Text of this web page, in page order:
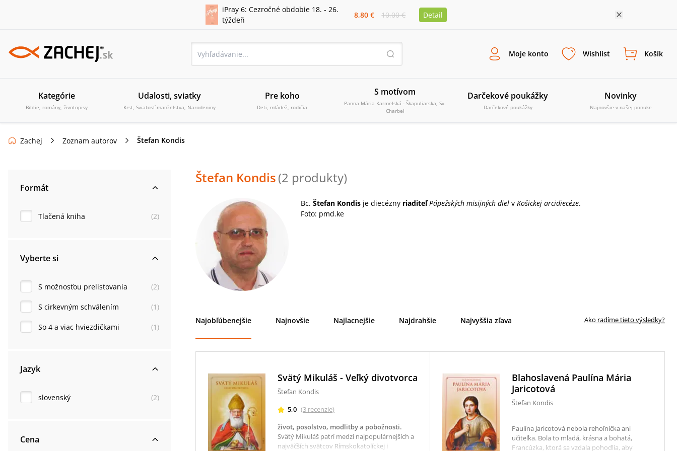
iPray 6: Cezročné obdobie 18. - 26.
týždeň
8,80 € 10,00 € Detail
Moje konto Wishlist Košík
Kategórie
Biblie, romány, životopisy
Udalosti, sviatky
Krst, Sviatosť manželstva, Narodeniny
Pre koho
Deti, mládež, rodičia
S motívom
Panna Mária Karmelská - Škapuliarska, Sv.
Charbel
Darčekové poukážky
Darčekové poukážky
Novinky
Najnovšie v našej ponuke
Zachej Zoznam autorov Štefan Kondis
Formát
Tlačená kniha (2)
Vyberte si
S možnosťou prelistovania (2)
S cirkevným schválením (1 )
So 4 a viac hviezdičkami (1 )
Jazyk
slovenský (2)
Cena
Štefan Kondis(2 produkty)
Bc. Štefan Kondis je diecézny riaditeľPápežských misijných diel v Košickej arcidiecéze.
Foto: pmd.ke
Najobľúbenejšie Najnovšie Najlacnejšie Najdrahšie Najvyššia zľava Ako radíme tieto výsledky?
Svätý Mikuláš - Veľký divotvorca
Štefan Kondis
5,0 (3 recenzie)
život, posolstvo, modlitby a pobožnosti.
Svätý Mikuláš patrí medzi najpopulárnejších a
najväčších svätcov Rímskokatolíckej i
Blahoslavená Paulína Mária
Jaricotová
Štefan Kondis
Paulína Jaricotová nebola rehoľníčka ani
učiteľka. Bola to mladá, krásna a bohatá,
Francúzka, ktorá sa vzdala pohodlia, aby